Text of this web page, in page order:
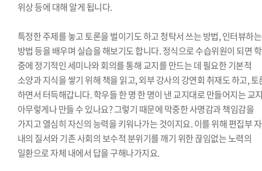
위상 등에 대해 알게 됩니다.
특정한 주제를 놓고 토론을 벌이기도 하고 청탁서 쓰는 방법, 인터뷰하는
방법 등을 배우며 실습을 해보기도 합니다. 정식으로 수습위원이 되면
중에 정기적인 세미나와 회의를 통해 교지를 만드는 데 필요한 기본적
소양과 지식을 쌓기 위해 책을 읽고, 외부 강사의 강연회 취재도 하고, 토
하면서 터득해갑니다. 학우들 한 명 한 명이 낸 교지대로 만들어지는 교
아무렇게나 만들 수 있나요? 그렇기 때문에 막중한 사명감과 책임감을
가지고 열심히 자신의 능력을 키워나가는 것이지요. 이를 위해 편집부
내의 질서와 기존 사회의 보수적 분위기를 깨기 위한 끊임없는 노력의
일환으로 자체 내에서 답을 구해나가지요.